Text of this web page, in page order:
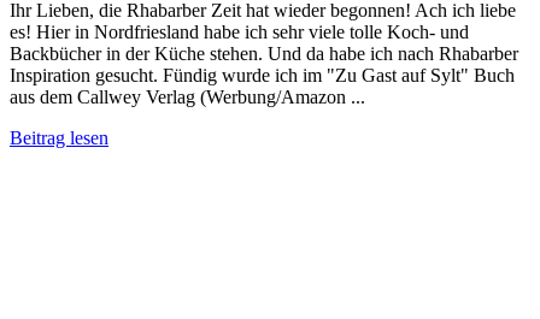
Ihr Lieben, die Rhabarber Zeit hat wieder begonnen! Ach ich liebe
es! Hier in Nordfriesland habe ich sehr viele tolle Koch- und
Backbücher in der Küche stehen. Und da habe ich nach Rhabarber
Inspiration gesucht. Fündig wurde ich im "Zu Gast auf Sylt" Buch
aus dem Callwey Verlag (Werbung/Amazon ...
Beitrag lesen